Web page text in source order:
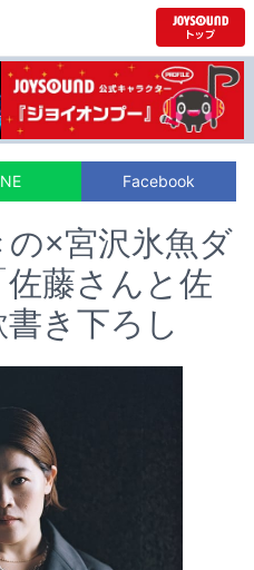
Facebook
×宮沢氷魚ダ
藤さんと佐
き下ろし